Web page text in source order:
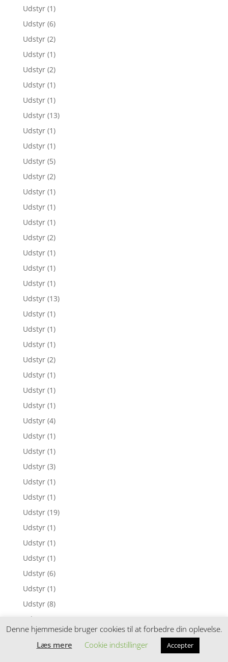
Udstyr (1)
Udstyr (6)
Udstyr (2)
Udstyr (1)
Udstyr (2)
Udstyr (1)
Udstyr (1)
Udstyr (13)
Udstyr (1)
Udstyr (1)
Udstyr (5)
Udstyr (2)
Udstyr (1)
Udstyr (1)
Udstyr (1)
Udstyr (2)
Udstyr (1)
Udstyr (1)
Udstyr (1)
Udstyr (13)
Udstyr (1)
Udstyr (1)
Udstyr (1)
Udstyr (2)
Udstyr (1)
Udstyr (1)
Udstyr (1)
Udstyr (4)
Udstyr (1)
Udstyr (1)
Udstyr (3)
Udstyr (1)
Udstyr (1)
Udstyr (19)
Udstyr (1)
Udstyr (1)
Udstyr (1)
Udstyr (6)
Udstyr (1)
Udstyr (8)
Udstyr
Udstyr (2)
Udstyr (3)
Denne hjemmeside bruger cookies til at forbedre din oplevelse.
Læs mere
Cookie indstillinger Accepter